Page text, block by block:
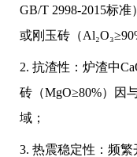
GB/T 2998-2015标准
或刚玉砖（
2. 抗渣性：炉渣中
砖（MgO≥80%）因
域；
3. 热震稳定性：频